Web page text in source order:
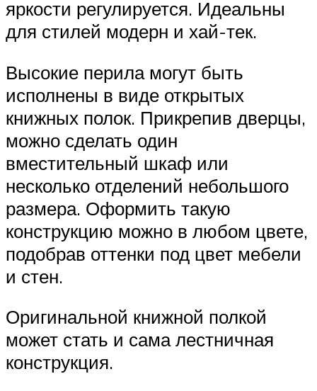
яркости регулируется. Идеальны
для стилей модерн и хай-тек.
Высокие перила могут быть
исполнены в виде открытых
книжных полок. Прикрепив дверцы,
можно сделать один
вместительный шкаф или
несколько отделений небольшого
размера. Оформить такую
конструкцию можно в любом цвете,
подобрав оттенки под цвет мебели
и стен.
Оригинальной книжной полкой
может стать и сама лестничная
конструкция.